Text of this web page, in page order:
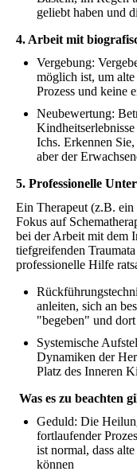
geliebt haben und
4. Arbeit mit
Vergebung:
möglich ist, um alte
Prozess und keine
Neubewertung:
Kindheitserlebnisse
Ichs. Erkennen
aber der
5. Professionelle
Ein Therapeut (z.B. ein
Fokus auf
bei der Arbeit mit dem
tiefgreifenden
professionelle Hilfe
anleiten, sich an
"begeben" und
Systemische
Dynamiken der
Platz des Inneren
Was es zu beachten
Geduld: Die
fortlaufender
ist normal, dass
können